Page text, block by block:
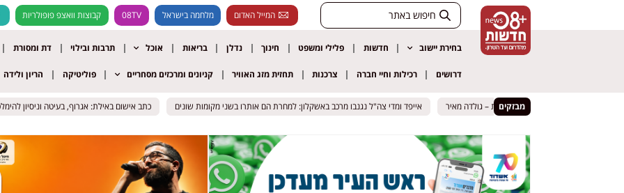
המייל האדום מלחמה בישראל 08TV קבוצות וואצפ פופולריות
בחירת יישוב חדשות פלילי ומשפט חינוך נדלן בריאות אוכל תרבות ובילוי דת ומסורת
דרושים רכילות וחיי חברה צרכנות תחזית מזג האוויר קניונים ומרכזים מסחריים פוליטיקה הריון ולידה
מבזקים
שנבנה מתחת לצומת ברקת – גולדה מאיר אייפד ומדי צה"ל נגנבו מרכב באשקלון: למחרת הם אותרו בשני מקומות שונים כתב אישום באילת: אגרוף, בעיטה וניסיון להימלט שנבנה מתחת לצומת ברקת – גולדה מאיר אייפד ומדי צה"ל נגנבו מרכב באשקלון: למחרת הם אותרו בשני מקומות שונים כתב אישום באילת: אגרוף, בעיטה וניסיון להימלט